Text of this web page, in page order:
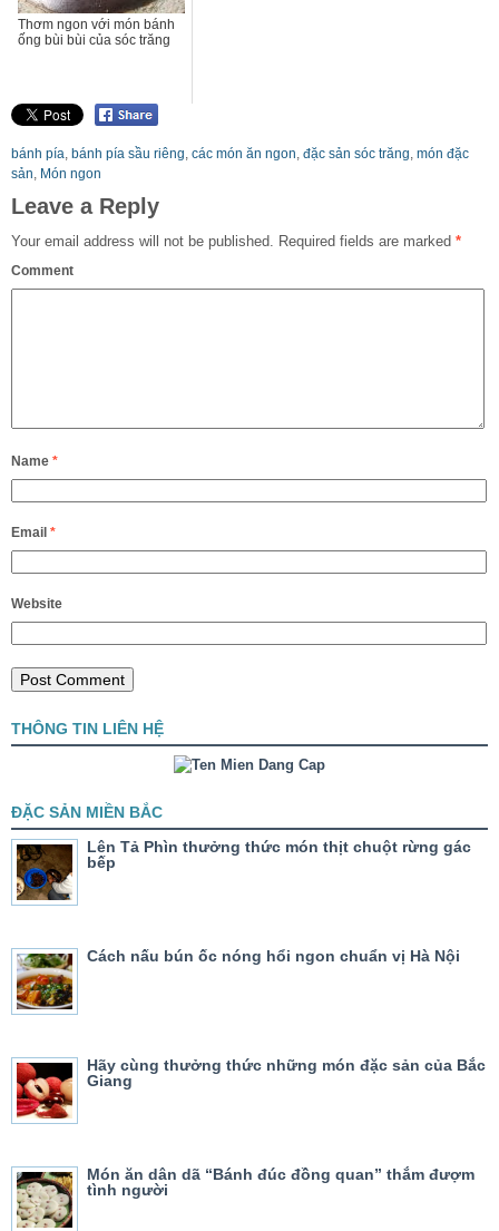
Thơm ngon với món bánh
ống bùi bùi của sóc trăng
bánh pía, bánh pía sầu riêng, các món ăn ngon, đặc sản sóc trăng, món đặc
sản, Món ngon
Leave a Reply
Your email address will not be published. Required fields are marked *
Comment
Name *
Email *
Website
THÔNG TIN LIÊN HỆ
ĐẶC SẢN MIỀN BẮC
Lên Tả Phìn thưởng thức món thịt chuột rừng gác
bếp
Cách nấu bún ốc nóng hổi ngon chuẩn vị Hà Nội
Hãy cùng thưởng thức những món đặc sản của Bắc
Giang
Món ăn dân dã “Bánh đúc đồng quan” thắm đượm
tình người